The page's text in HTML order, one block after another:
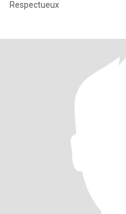
Respectueux